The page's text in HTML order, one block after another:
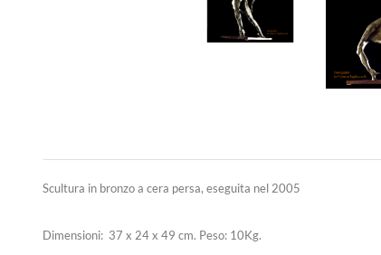
Scultura in bronzo a cera persa, eseguita nel 2005
Dimensioni: 37 x 24 x 49 cm. Peso: 10Kg.